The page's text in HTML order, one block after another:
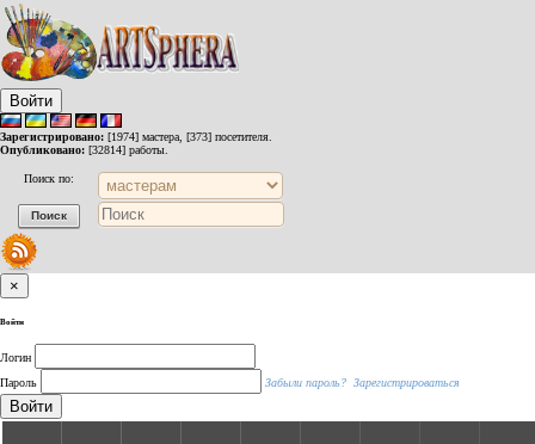
Войти
Зарегистрировано: [1974] мастера, [373] посетителя.
Опубликовано: [32814] работы.
Поиск по:
×
Войти
Логин
Пароль
Забыли пароль? Зарегистрироваться
Войти